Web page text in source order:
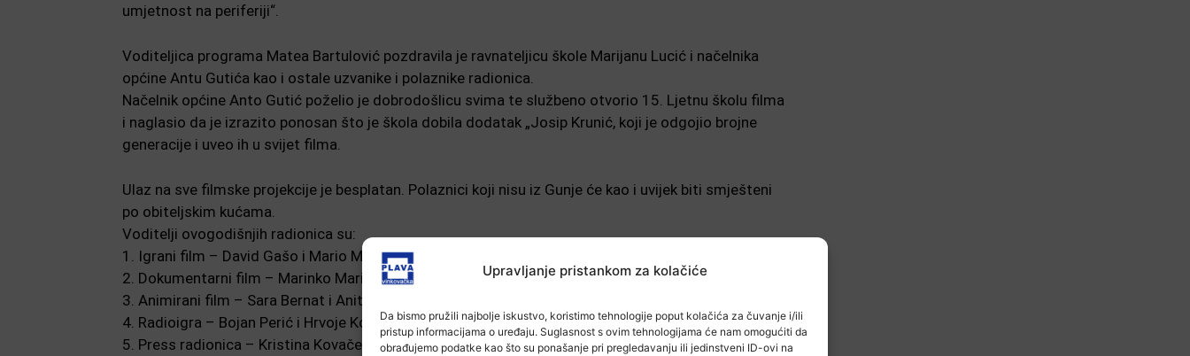
Upravljanje pristankom za kolačiće
Da bismo pružili najbolje iskustvo, koristimo tehnologije poput kolačića za čuvanje i/ili
pristup informacijama o uređaju. Suglasnost s ovim tehnologijama će nam omogućiti da
obrađujemo podatke kao što su ponašanje pri pregledavanju ili jedinstveni ID-ovi na
umjetnost na periferiji“.
Voditeljica programa Matea Bartulović pozdravila je ravnateljicu škole Marijanu Lucić i načelnika
općine Antu Gutića kao i ostale uzvanike i polaznike radionica.
Načelnik općine Anto Gutić poželio je dobrodošlicu svima te službeno otvorio 15. Ljetnu školu filma
i naglasio da je izrazito ponosan što je škola dobila dodatak „Josip Krunić, koji je odgojio brojne
generacije i uveo ih u svijet filma.
Ulaz na sve filmske projekcije je besplatan. Polaznici koji nisu iz Gunje će kao i uvijek biti smješteni
po obiteljskim kućama.
Voditelji ovogodišnjih radionica su:
1. Igrani film – David Gašo i Mario Mateljić
2. Dokumentarni film – Marinko Marinkić i Luka Zovko
3. Animirani film – Sara Bernat i Anita Tufekčić
4. Radioigra – Bojan Perić i Hrvoje Korovljević
5. Press radionica – Kristina Kovačević i Stjepan Petković